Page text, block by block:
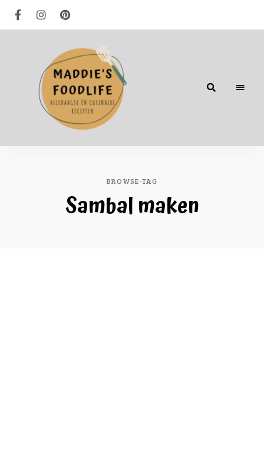
Alledaagse
BROWSE-TAG
Sambal maken